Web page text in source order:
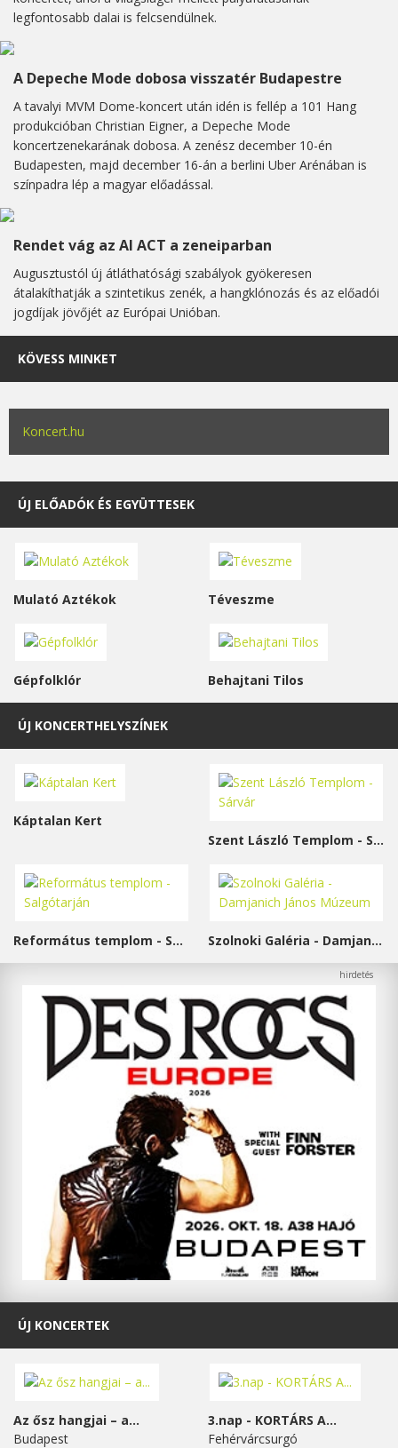
legfontosabb dalai is felcsendülnek.
A Depeche Mode dobosa visszatér Budapestre
A tavalyi MVM Dome-koncert után idén is fellép a 101 Hang
produkcióban Christian Eigner, a Depeche Mode
koncertzenekarának dobosa. A zenész december 10-én
Budapesten, majd december 16-án a berlini Uber Arénában is
színpadra lép a magyar előadással.
Rendet vág az AI ACT a zeneiparban
Augusztustól új átláthatósági szabályok gyökeresen
átalakíthatják a szintetikus zenék, a hangklónozás és az előadói
jogdíjak jövőjét az Európai Unióban.
KÖVESS MINKET
Koncert.hu
ÚJ ELŐADÓK ÉS EGYÜTTESEK
Mulató Aztékok Téveszme
Gépfolklór Behajtani Tilos
ÚJ KONCERTHELYSZÍNEK
Káptalan Kert
Szent László Templom - Sárvár
Református templom - Salgótarján Szolnoki Galéria - Damjanich János Múzeum
ÚJ KONCERTEK
Az ősz hangjai – a...
Budapest
3.nap - KORTÁRS A...
Fehérvárcsurgó